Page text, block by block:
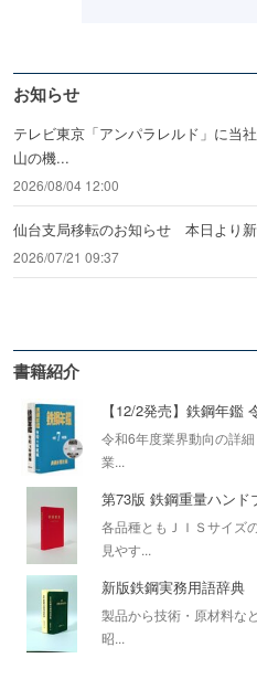
お知らせ
テレビ東京「アンパラレルド」に
山の機...
2026/08/04 12:00
仙台支局移転のお知らせ 本日より
2026/07/21 09:37
書籍紹介
【12/2発売】鉄鋼年鑑
令和6年度業界動向の詳
業...
第73版 鉄鋼重量ハンド
各品種ともＪＩＳサイズ
見やす...
新版鉄鋼実務用語辞典
製品から技術・原材料な
昭...